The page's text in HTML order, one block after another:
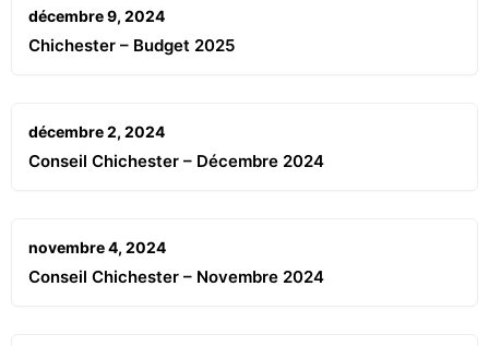
décembre 9, 2024
Chichester – Budget 2025
décembre 2, 2024
Conseil Chichester – Décembre 2024
novembre 4, 2024
Conseil Chichester – Novembre 2024